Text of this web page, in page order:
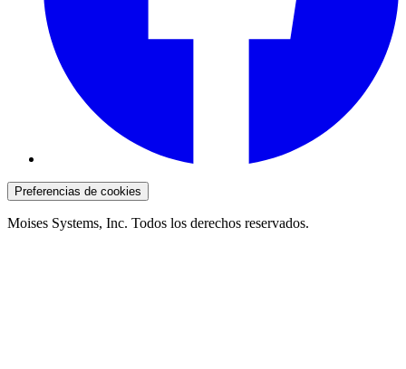
Preferencias de cookies
Moises Systems, Inc. Todos los derechos reservados.